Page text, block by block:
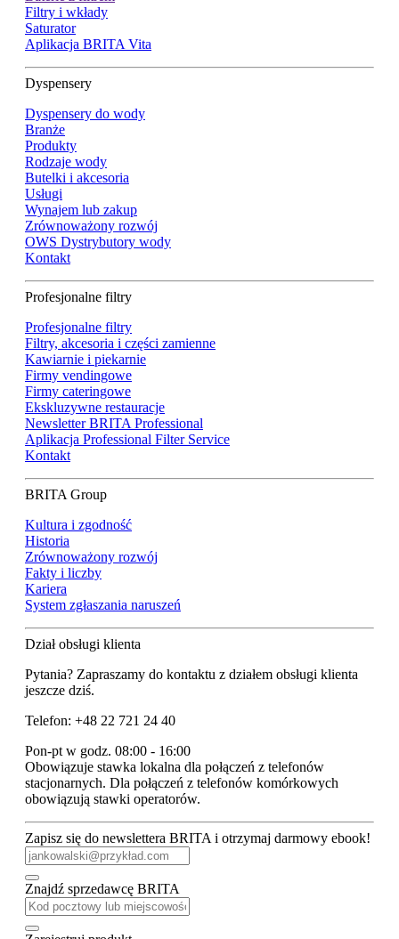
Filtry i wkłady
Saturator
Aplikacja BRITA Vita
Dyspensery
Dyspensery do wody
Branże
Produkty
Rodzaje wody
Butelki i akcesoria
Usługi
Wynajem lub zakup
Zrównoważony rozwój
OWS Dystrybutory wody
Kontakt
Profesjonalne filtry
Profesjonalne filtry
Filtry, akcesoria i części zamienne
Kawiarnie i piekarnie
Firmy vendingowe
Firmy cateringowe
Ekskluzywne restauracje
Newsletter BRITA Professional
Aplikacja Professional Filter Service
Kontakt
BRITA Group
Kultura i zgodność
Historia
Zrównoważony rozwój
Fakty i liczby
Kariera
System zgłaszania naruszeń
Dział obsługi klienta
Pytania? Zapraszamy do kontaktu z działem obsługi klienta
jeszcze dziś.
Telefon: +48 22 721 24 40
Pon-pt w godz. 08:00 - 16:00
Obowiązuje stawka lokalna dla połączeń z telefonów
stacjonarnych. Dla połączeń z telefonów komórkowych
obowiązują stawki operatorów.
Zapisz się do newslettera BRITA i otrzymaj darmowy ebook!
Znajdź sprzedawcę BRITA